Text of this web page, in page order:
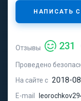
НАПИСАТЬ
Отзывы 231
Проведено
На сайте с 2018-
E-mail